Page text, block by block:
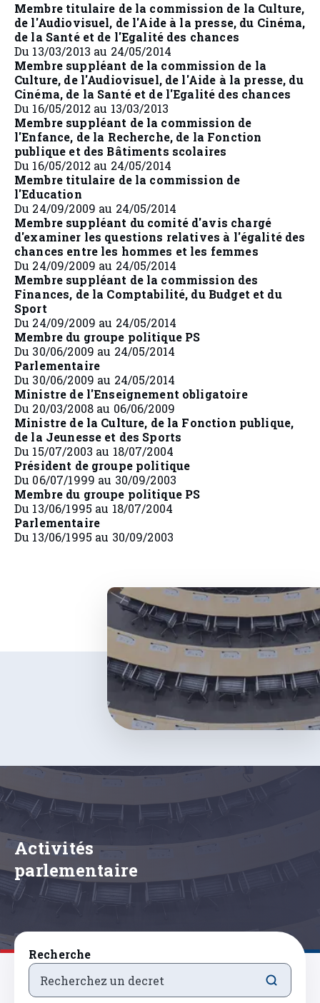
Membre titulaire de la commission de la Culture,
de l'Audiovisuel, de l'Aide à la presse, du Cinéma,
de la Santé et de l'Egalité des chances
Du 13/03/2013 au 24/05/2014
Membre suppléant de la commission de la
Culture, de l'Audiovisuel, de l'Aide à la presse, du
Cinéma, de la Santé et de l'Egalité des chances
Du 16/05/2012 au 13/03/2013
Membre suppléant de la commission de
l'Enfance, de la Recherche, de la Fonction
publique et des Bâtiments scolaires
Du 16/05/2012 au 24/05/2014
Membre titulaire de la commission de
l'Education
Du 24/09/2009 au 24/05/2014
Membre suppléant du comité d'avis chargé
d'examiner les questions relatives à l'égalité des
chances entre les hommes et les femmes
Du 24/09/2009 au 24/05/2014
Membre suppléant de la commission des
Finances, de la Comptabilité, du Budget et du
Sport
Du 24/09/2009 au 24/05/2014
Membre du groupe politique PS
Du 30/06/2009 au 24/05/2014
Parlementaire
Du 30/06/2009 au 24/05/2014
Ministre de l'Enseignement obligatoire
Du 20/03/2008 au 06/06/2009
Ministre de la Culture, de la Fonction publique,
de la Jeunesse et des Sports
Du 15/07/2003 au 18/07/2004
Président de groupe politique
Du 06/07/1999 au 30/09/2003
Membre du groupe politique PS
Du 13/06/1995 au 18/07/2004
Parlementaire
Du 13/06/1995 au 30/09/2003
Activités
parlementaire
Recherche